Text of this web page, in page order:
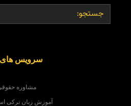
سرویس های
مشاوره
آموزش زبان ترکی